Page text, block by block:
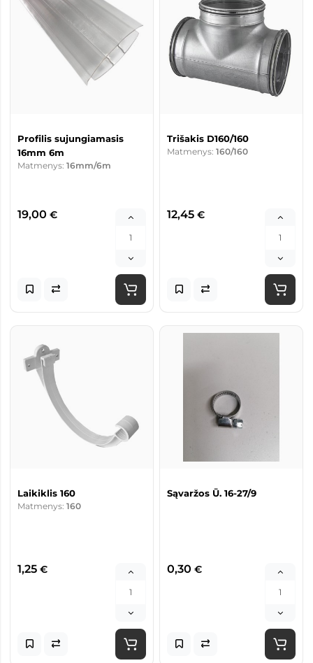
Profilis sujungiamasis
16mm 6m
Matmenys: 16mm/6m
19,00 €
Trišakis D160/160
Matmenys: 160/160
12,45 €
Laikiklis 160
Matmenys: 160
1,25 €
Sąvaržos Ū. 16-27/9
0,30 €